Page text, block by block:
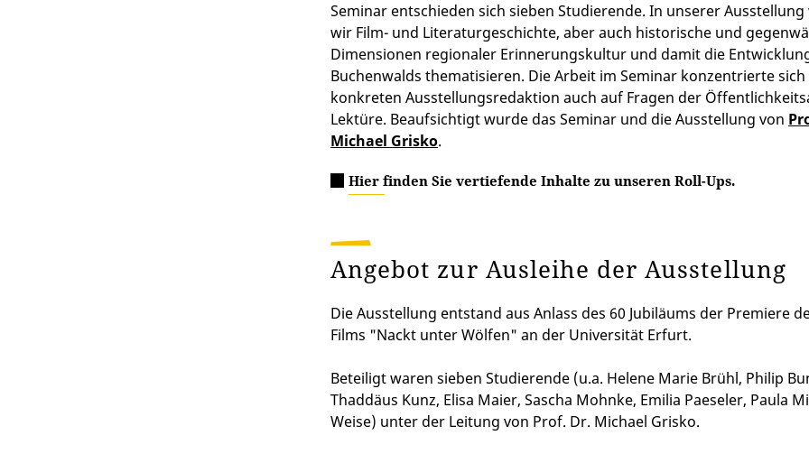
Seminar entschieden sich sieben Studierende. In unserer
wir Film- und Literaturgeschichte, aber auch historische und
Dimensionen regionaler Erinnerungskultur und damit die
Buchenwalds thematisieren. Die Arbeit im Seminar konzentrierte
konkreten Ausstellungsredaktion auch auf Fragen der
Lektüre. Beaufsichtigt wurde das Seminar und die Ausstellung von
Michael Grisko.
Hier finden Sie vertiefende Inhalte zu unseren Roll-Ups.
Angebot zur Ausleihe der Ausstellung
Die Ausstellung entstand aus Anlass des 60 Jubiläums der Premiere
Films "Nackt unter Wölfen" an der Universität Erfurt.
Beteiligt waren sieben Studierende (u.a. Helene Marie Brühl, Philip
Thaddäus Kunz, Elisa Maier, Sascha Mohnke, Emilia Paeseler, Paula
Weise) unter der Leitung von Prof. Dr. Michael Grisko.